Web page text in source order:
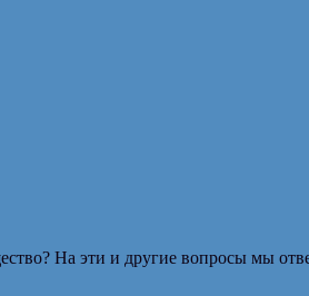
На эти и другие вопросы мы